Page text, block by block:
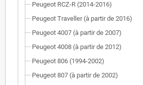
Peugeot RCZ-R (2014-2016)
Peugeot Traveller (à partir de 2016)
Peugeot 4007 (à partir de 2007)
Peugeot 4008 (à partir de 2012)
Peugeot 806 (1994-2002)
Peugeot 807 (à partir de 2002)